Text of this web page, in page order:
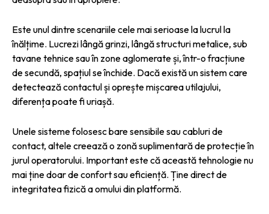
Este unul dintre scenariile cele mai serioase la lucrul la
înălțime. Lucrezi lângă grinzi, lângă structuri metalice, sub
tavane tehnice sau în zone aglomerate și, într-o fracțiune
de secundă, spațiul se închide. Dacă există un sistem care
detectează contactul și oprește mișcarea utilajului,
diferența poate fi uriașă.
Unele sisteme folosesc bare sensibile sau cabluri de
contact, altele creează o zonă suplimentară de protecție în
jurul operatorului. Important este că această tehnologie nu
mai ține doar de confort sau eficiență. Ține direct de
integritatea fizică a omului din platformă.